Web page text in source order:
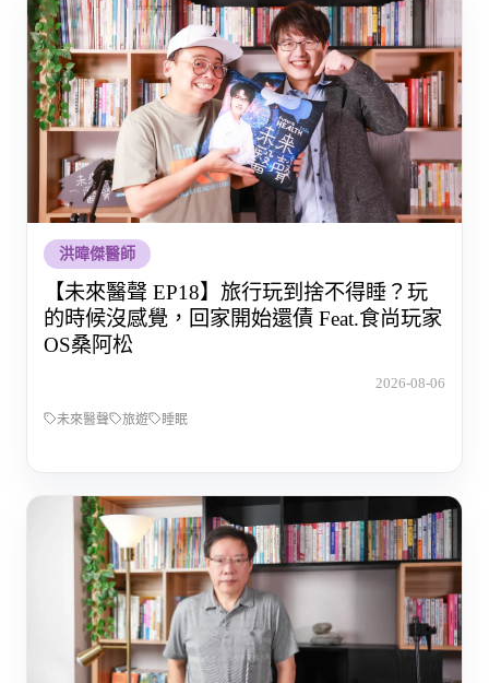
洪暐傑醫師
【未來醫聲 EP18】旅行玩到捨不得睡？玩
的時候沒感覺，回家開始還債 Feat.食尚玩家
OS桑阿松
2026-08-06
未來醫聲 旅遊 睡眠